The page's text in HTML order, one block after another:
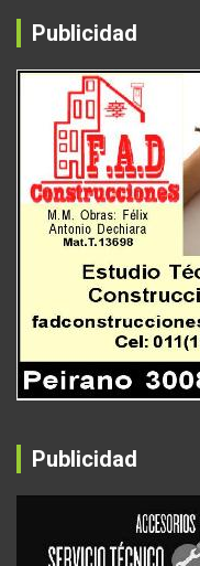
Publicidad
Publicidad